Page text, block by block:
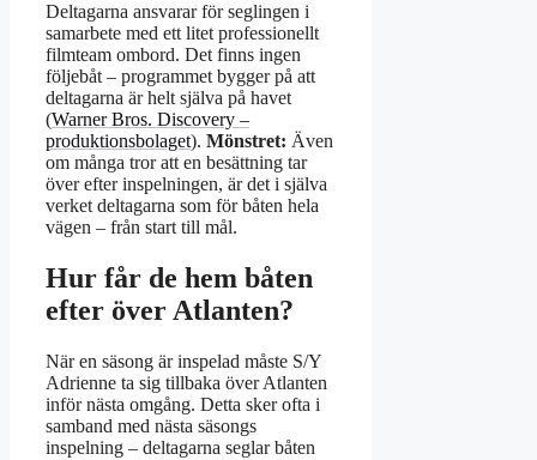
Deltagarna ansvarar för seglingen i
samarbete med ett litet professionellt
filmteam ombord. Det finns ingen
följebåt – programmet bygger på att
deltagarna är helt själva på havet
(Warner Bros. Discovery –
produktionsbolaget). Mönstret: Även
om många tror att en besättning tar
över efter inspelningen, är det i själva
verket deltagarna som för båten hela
vägen – från start till mål.
Hur får de hem båten
efter över Atlanten?
När en säsong är inspelad måste S/Y
Adrienne ta sig tillbaka över Atlanten
inför nästa omgång. Detta sker ofta i
samband med nästa säsongs
inspelning – deltagarna seglar båten